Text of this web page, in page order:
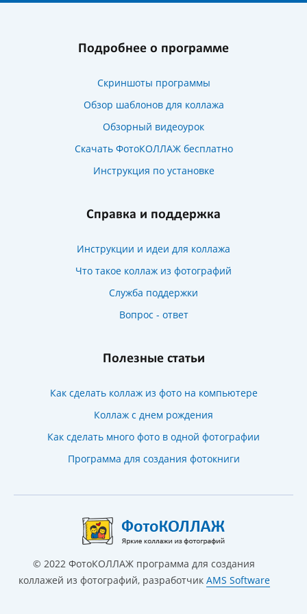
Подробнее о программе
Скриншоты программы
Обзор шаблонов для коллажа
Обзорный видеоурок
Скачать ФотоКОЛЛАЖ бесплатно
Инструкция по установке
Справка и поддержка
Инструкции и идеи для коллажа
Что такое коллаж из фотографий
Служба поддержки
Вопрос - ответ
Полезные статьи
Как сделать коллаж из фото на компьютере
Коллаж с днем рождения
Как сделать много фото в одной фотографии
Программа для создания фотокниги
© 2022 ФотоКОЛЛАЖ программа для создания
коллажей из фотографий, разработчик AMS Software